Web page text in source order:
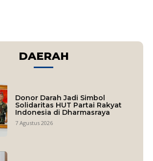
DAERAH
Donor Darah Jadi Simbol
Solidaritas HUT Partai Rakyat
Indonesia di Dharmasraya
7 Agustus 2026